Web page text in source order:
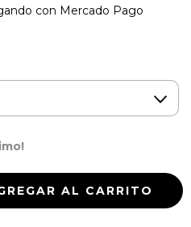
con Mercado Pago